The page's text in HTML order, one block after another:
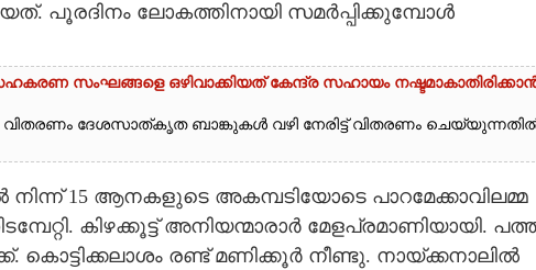
പൂരദിനം ലോകത്തിനായി സമർപ്പിക്കുമ്പോൾ
സംഘങ്ങളെ ഒഴിവാക്കിയത് കേന്ദ്ര സഹായം
ദേശസാത്കൃത ബാങ്കുകൾ വഴി നേരിട്ട് വിതരണം
15 ആനകളുടെ അകമ്പടിയോടെ പാറമേക്കാവിലമ്മ
കിഴക്കൂട്ട് അനിയന്മാരാർ മേളപ്രമാണിയായി.
കൊട്ടിക്കലാശം രണ്ട് മണിക്കൂർ നീണ്ടു. നായ്‌ക്കനാലിൽ